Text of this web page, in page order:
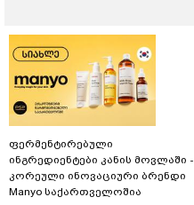
ფერმენტირებული
ინგრედიენტები კანის მოვლაში -
კორეული ინოვაციური ბრენდი
Manyo საქართველოშია